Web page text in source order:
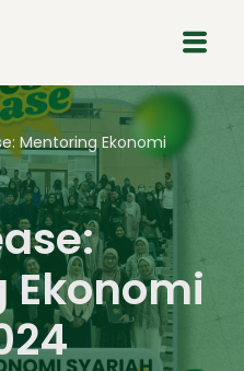
Mentoring Ekonomi
Ekonomi